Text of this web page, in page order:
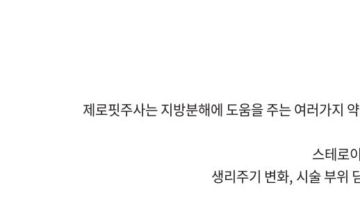
제로핏주사는 지방분해에 도움을 주는 여러가지
스테로
생리주기 변화, 시술 부위